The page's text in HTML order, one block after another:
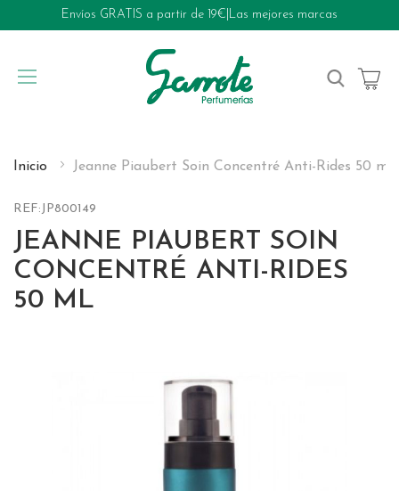
Envíos GRATIS a partir de 19€ Las mejores marcas
My Cart
Inicio Jeanne Piaubert Soin Concentré Anti-Rides 50 ml
REF: JP800149
JEANNE PIAUBERT SOIN
CONCENTRÉ ANTI-RIDES
50 ML